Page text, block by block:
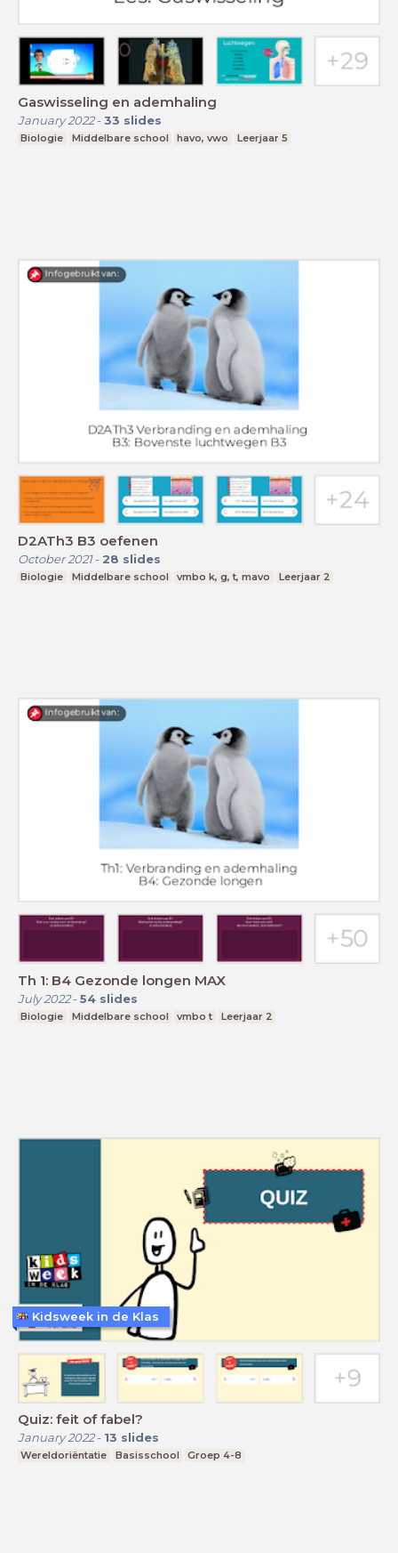
Gaswisseling en ademhaling
January 2022- 33 slides
Biologie Middelbare school havo, vwo Leerjaar 5
D2ATh3 B3 oefenen
October 2021- 28 slides
Biologie Middelbare school vmbo k, g, t, mavo Leerjaar 2
Th 1: B4 Gezonde longen MAX
July 2022- 54 slides
Biologie Middelbare school vmbo t Leerjaar 2
Quiz: feit of fabel?
January 2022- 13 slides
Wereldoriëntatie Basisschool Groep 4-8
Kidsweek in de Klas